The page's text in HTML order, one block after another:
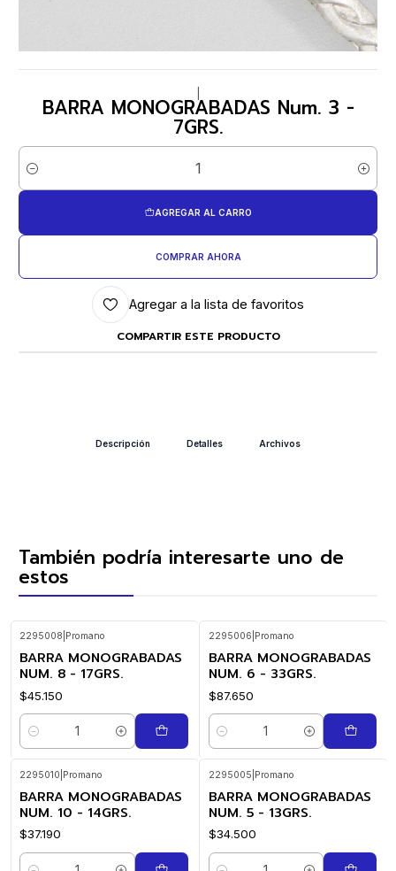
BARRA MONOGRABADAS Num. 3 -
7GRS.
Cantidad
AGREGAR AL CARRO
COMPRAR AHORA
Agregar a la lista de favoritos
COMPARTIR ESTE PRODUCTO
Descripción Detalles Archivos
También podría interesarte uno de
estos
2295008 Promano
BARRA MONOGRABADAS
NUM. 8 - 17GRS.
$45.150
Cantidad
2295006 Promano
BARRA MONOGRABADAS
NUM. 6 - 33GRS.
$87.650
Cantidad
2295010 Promano
BARRA MONOGRABADAS
NUM. 10 - 14GRS.
$37.190
2295005 Promano
BARRA MONOGRABADAS
NUM. 5 - 13GRS.
$34.500